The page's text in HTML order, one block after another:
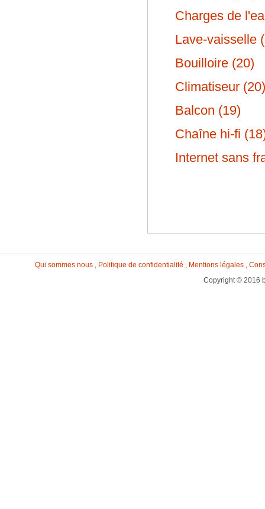
Charges de
Lave-vaisselle
Bouilloire (20)
Climatiseur (20)
Balcon (19)
Chaîne hi-fi
Internet sans
Qui sommes nous, Politique de confidentialité , Mentions légales,
Copyright © 2016